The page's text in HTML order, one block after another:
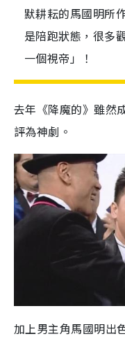
默耕耘的馬國明所
是陪跑狀態，很多
一個視帝」！
去年《降魔的》雖然
評為神劇。
加上男主角馬國明出